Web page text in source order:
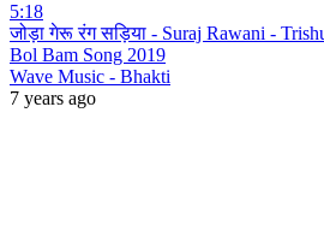
5:18
जोड़ा गेरू रंग सड़िया - Suraj Rawani -
Bol Bam Song 2019
Wave Music - Bhakti
7 years ago